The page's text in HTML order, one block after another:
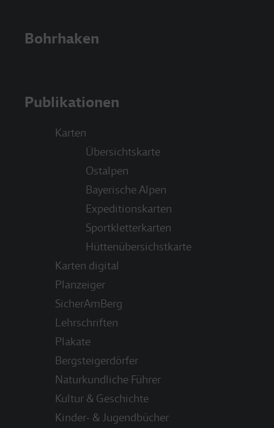
Bohrhaken
Publikationen
Karten
Übersichtskarte
Ostalpen
Bayerische Alpen
Expeditionskarten
Sportkletterkarten
Hüttenübersichstkarte
Karten digital
Planzeiger
SicherAmBerg
Lehrschriften
Plakate
Bergsteigerdörfer
Naturkundliche Führer
Kultur & Geschichte
Kinder- & Jugendbücher